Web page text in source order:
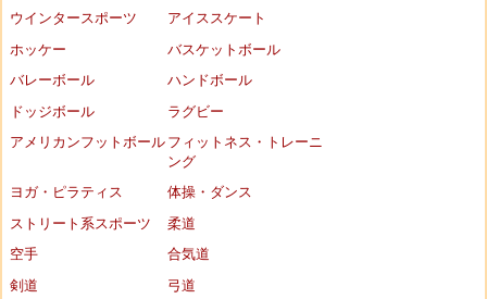
ウインタースポーツ
アイススケート
ホッケー
バスケットボール
バレーボール
ハンドボール
ドッジボール
ラグビー
アメリカンフットボール フィットネス・トレーニ
ング
ヨガ・ピラティス
体操・ダンス
ストリート系スポーツ
柔道
空手
合気道
剣道
弓道